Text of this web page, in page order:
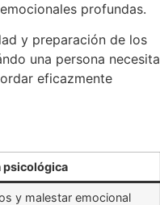
profundas.
y preparación de los
una persona necesita
eficazmente
psicológica
y malestar emocional